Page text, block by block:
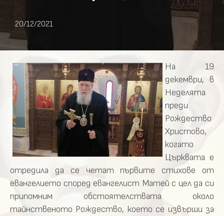
20/12/2021
На 19
декември, в
Неделята
преди
Рождество
Христово,
когато
Църквата е
отредила да се четат първите стихове от
евангелието според евангелист Матей с цел да си
припомним обстоятелствата около
тайнственото Рождество, което се извърши за